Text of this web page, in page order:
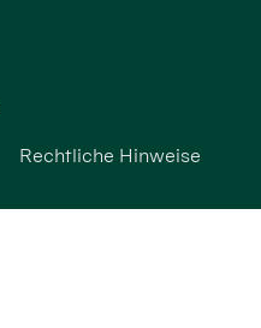
Rechtliche Hinweise